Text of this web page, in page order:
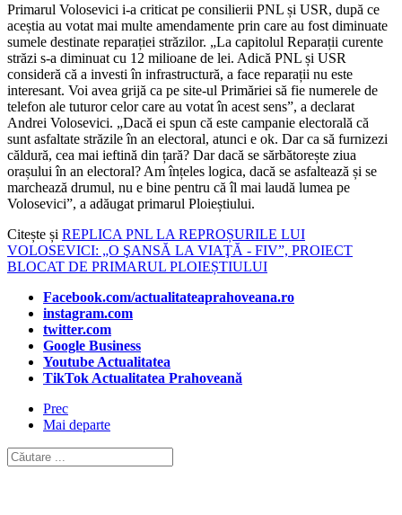
Primarul Volosevici i-a criticat pe consilierii PNL și USR, după ce
aceștia au votat mai multe amendamente prin care au fost diminuate
sumele destinate reparației străzilor. „La capitolul Reparații curente
străzi s-a diminuat cu 12 milioane de lei. Adică PNL și USR
consideră că a investi în infrastructură, a face reparații nu este
interesant. Voi avea grijă ca pe site-ul Primăriei să fie numerele de
telefon ale tuturor celor care au votat în acest sens”, a declarat
Andrei Volosevici. „Dacă ei spun că este campanie electorală că
sunt asfaltate străzile în an electoral, atunci e ok. Dar ca să furnizezi
căldură, cea mai ieftină din țară? Dar dacă se sărbătorește ziua
orașului în an electoral? Am înțeles logica, dacă se asfaltează și se
marchează drumul, nu e bine pentru că îl mai laudă lumea pe
Volosevici”, a adăugat primarul Ploieștiului.
Citește și REPLICA PNL LA REPROȘURILE LUI
VOLOSEVICI: „O ŞANSĂ LA VIAŢĂ - FIV”, PROIECT
BLOCAT DE PRIMARUL PLOIEȘTIULUI
Facebook.com/actualitateaprahoveana.ro
instagram.com
twitter.com
Google Business
Youtube Actualitatea
TikTok Actualitatea Prahoveană
Prec
Mai departe